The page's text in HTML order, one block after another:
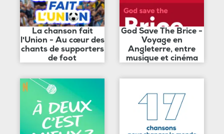
La chanson fait
l'Union - Au cœur des
chants de supporters
de foot
God Save The Brice -
Voyage en
Angleterre, entre
musique et cinéma